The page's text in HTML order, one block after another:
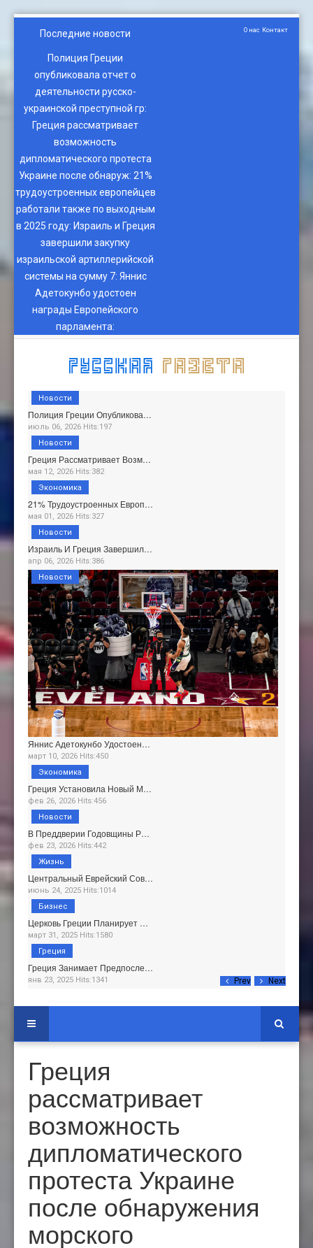
Последние новости
Полиция Греции
опубликовала отчет о
деятельности русско-
украинской преступной гр:
Греция рассматривает
возможность
дипломатического протеста
Украине после обнаруж: 21%
трудоустроенных европейцев
работали также по выходным
в 2025 году: Израиль и Греция
завершили закупку
израильской артиллерийской
системы на сумму 7: Яннис
Адетокунбо удостоен
награды Европейского
парламента:
О нас Контакт
Prev Next
Полиция Греции Опубликова…
июль 06, 2026 Hits:197
Новости
Греция Рассматривает Возм…
мая 12, 2026 Hits:382
Новости
21% Трудоустроенных Европ…
мая 01, 2026 Hits:327
Экономика
Израиль И Греция Завершил…
апр 06, 2026 Hits:386
Новости
Яннис Адетокунбо Удостоен…
март 10, 2026 Hits:450
Новости
Греция Установила Новый М…
фев 26, 2026 Hits:456
Экономика
В Преддверии Годовщины Р…
фев 23, 2026 Hits:442
Новости
Центральный Еврейский Сов…
июнь 24, 2025 Hits:1014
Жизнь
Церковь Греции Планирует …
март 31, 2025 Hits:1580
Бизнес
Греция Занимает Предпосле…
янв 23, 2025 Hits:1341
Греция
Греция
рассматривает
возможность
дипломатического
протеста Украине
после обнаружения
морского